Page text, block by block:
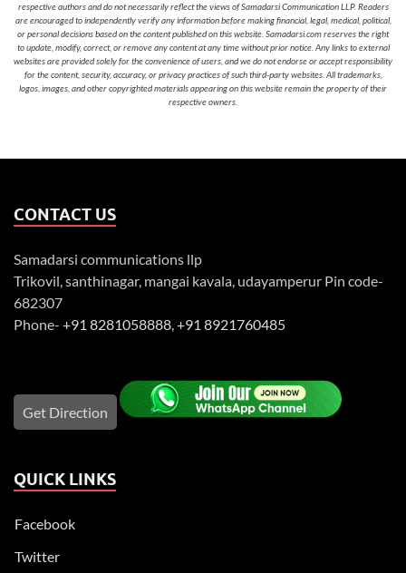
respective authors and do not necessarily reflect the views of Samadarsi Communication LLP. Readers
are encouraged to independently verify any information before making financial, legal, medical, political,
or personal decisions based on the content published on this website. Samadarsi.com reserves the right
to update, modify, correct, or remove any content at any time without prior notice. Any links to external
websites are provided solely for the convenience of users, and we do not endorse or accept responsibility
for the content, security, accuracy, or privacy practices of such third-party websites. All trademarks,
logos, images, and other copyrighted materials appearing on this website remain the property of their
respective owners.
CONTACT US
Samadarsi communications llp
Trikovil, santhinagar, mangai kavala, udayamperur Pin code-
682307
Phone- +91 8281058888,+91 8921760485
Get Direction
QUICK LINKS
Facebook
Twitter